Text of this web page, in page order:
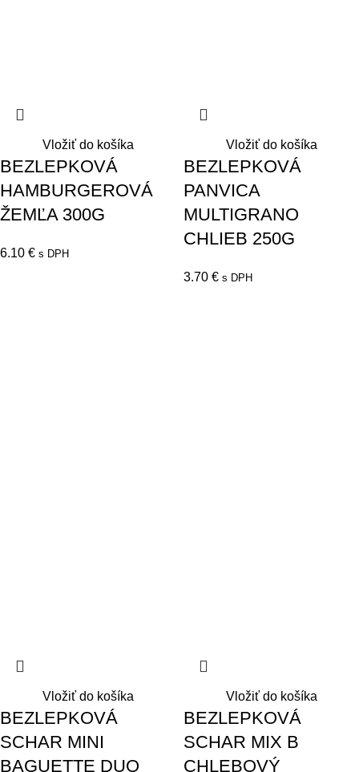
Vložiť do košíka
BEZLEPKOVÁ
HAMBURGEROVÁ
ŽEMĽA 300G
6.10 € s DPH
Vložiť do košíka
BEZLEPKOVÁ
PANVICA
MULTIGRANO
CHLIEB 250G
3.70 € s DPH
Vložiť do košíka
BEZLEPKOVÁ
SCHAR MINI
BAGUETTE DUO
Vložiť do košíka
BEZLEPKOVÁ
SCHAR MIX B
CHLEBOVÝ